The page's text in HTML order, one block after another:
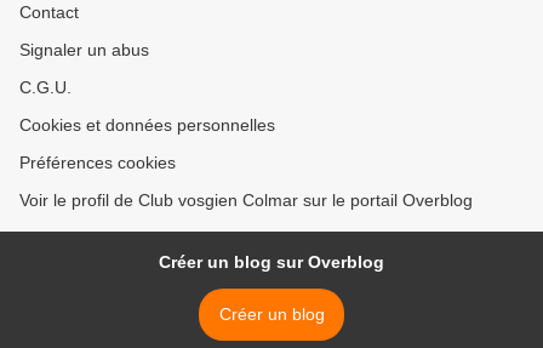
Contact
Signaler un abus
C.G.U.
Cookies et données personnelles
Préférences cookies
Voir le profil de Club vosgien Colmar sur le portail Overblog
Créer un blog sur Overblog
Créer un blog